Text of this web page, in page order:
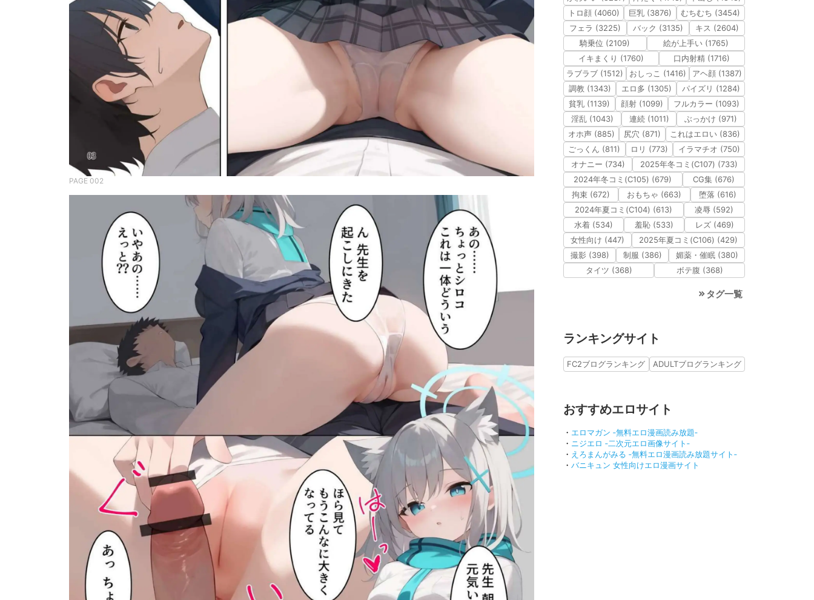
PAGE 002
トロ顔 (4060)
巨乳 (3876)
むちむち (3454)
フェラ (3225)
バック (3135)
キス (2604)
騎乗位 (2109)
絵が上手い (1765)
イキまくり (1760)
口内射精 (1716)
ラブラブ (1512)
おしっこ (1416)
アヘ顔 (1387)
調教 (1343)
エロ多 (1305)
パイズリ (1284)
貧乳 (1139)
顔射 (1099)
フルカラー (1093)
淫乱 (1043)
連続 (1011)
ぶっかけ (971)
オホ声 (885)
尻穴 (871)
これはエロい (836)
ごっくん (811)
ロリ (773)
イラマチオ (750)
オナニー (734)
2025年冬コミ(C107) (733)
2024年冬コミ(C105) (679)
CG集 (676)
拘束 (672)
おもちゃ (663)
堕落 (616)
2024年夏コミ(C104) (613)
凌辱 (592)
水着 (534)
羞恥 (533)
レズ (469)
女性向け (447)
2025年夏コミ(C106) (429)
撮影 (398)
制服 (386)
媚薬・催眠 (380)
タイツ (368)
ボテ腹 (368)
タグ一覧
ランキングサイト
FC2ブログランキング ADULTブログランキング
おすすめエロサイト
・ エロマガン ‐無料エロ漫画読み放題‐
・ ニジエロ ‐二次元エロ画像サイト‐
・ えろまんがみる ‐無料エロ漫画読み放題サイト‐
・ バニキュン 女性向けエロ漫画サイト